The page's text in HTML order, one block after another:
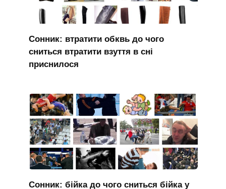
Сонник: втратити обквь до чого
сниться втратити взуття в сні
приснилося
Сонник: бійка до чого сниться бійка у